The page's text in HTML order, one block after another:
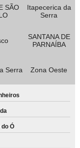
SÃO
Itapecerica da
Serra
SANTANA DE
PARNAÍBA
Serra Zona Oeste
Ó